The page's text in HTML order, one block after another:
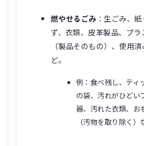
燃やせるごみ：生ごみ、紙
ず、衣類、皮革製品、プ
（製品そのもの）、使用
ど。
例：食べ残し、ティ
の袋、汚れがひどい
器、汚れた衣類、お
（汚物を取り除く）